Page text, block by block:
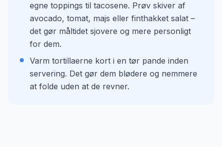
egne toppings til tacosene. Prøv skiver af
avocado, tomat, majs eller finthakket salat –
det gør måltidet sjovere og mere personligt
for dem.
Varm tortillaerne kort i en tør pande inden
servering. Det gør dem blødere og nemmere
at folde uden at de revner.